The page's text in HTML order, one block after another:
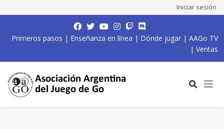
Iniciar sesión
Primeros pasos | Enseñanza en línea | Dónde jugar | AAGo TV
| Ventas